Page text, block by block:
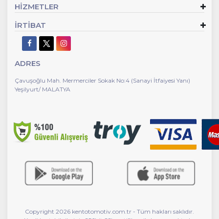
HİZMETLER
İRTİBAT
ADRES
Çavuşoğlu Mah. Mermerciler Sokak No:4 (Sanayi İtfaiyesi Yanı)
Yeşilyurt/ MALATYA
Copyright 2026 kentotomotiv.com.tr - Tüm hakları saklıdır.